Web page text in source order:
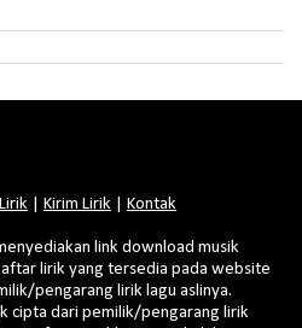
Kirim Lirik Kontak
link download musik
lirik yang tersedia pada website
pengarang lirik lagu aslinya.
cipta dari pemilik/pengarang lirik